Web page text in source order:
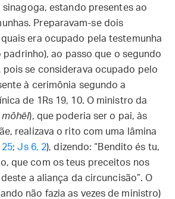
sinagoga, estando presentes ao
Preparavam-se dois
era ocupado pela testemunha
padrinho), ao passo que o segundo
pois se considerava ocupado pelo
à cerimônia segundo a
de 1Rs 19, 10. O ministro da
môhēl), que poderia ser o pai, às
realizava o rito com uma lâmina
25;Js 6, 2), dizendo: “Bendito és tu,
que com os teus preceitos nos
a aliança da circuncisão”. O
não fazia as vezes de ministro)